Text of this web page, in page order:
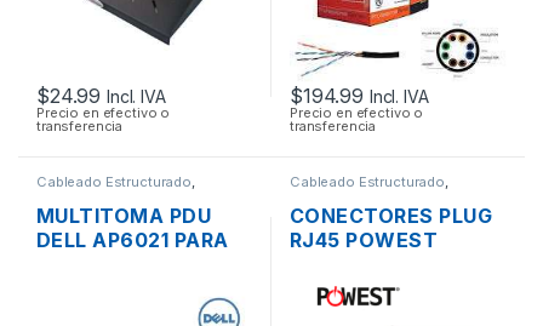
$24.99 Incl. IVA
Precio en efectivo o
transferencia
$194.99 Incl. IVA
Precio en efectivo o
transferencia
Cableado Estructurado
Multitomas - Organizadores
MULTITOMA PDU
DELL AP6021 PARA
Cableado Estructurado
CONECTORES PLUG
RJ45 POWEST
BLINDADOS CAT6A